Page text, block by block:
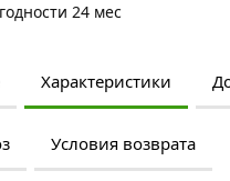
24 мес
Характеристики
Условия возврата